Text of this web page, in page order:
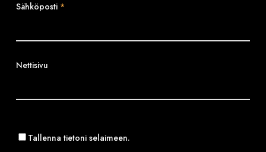
Sähköposti *
Nettisivu
Tallenna tietoni selaimeen.